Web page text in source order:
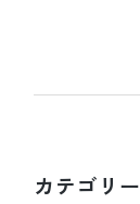
カテゴリー